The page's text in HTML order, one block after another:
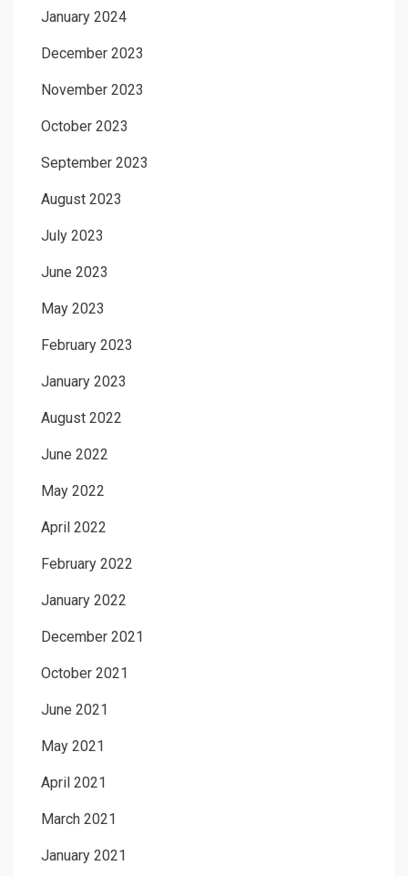
January 2024
December 2023
November 2023
October 2023
September 2023
August 2023
July 2023
June 2023
May 2023
February 2023
January 2023
August 2022
June 2022
May 2022
April 2022
February 2022
January 2022
December 2021
October 2021
June 2021
May 2021
April 2021
March 2021
January 2021